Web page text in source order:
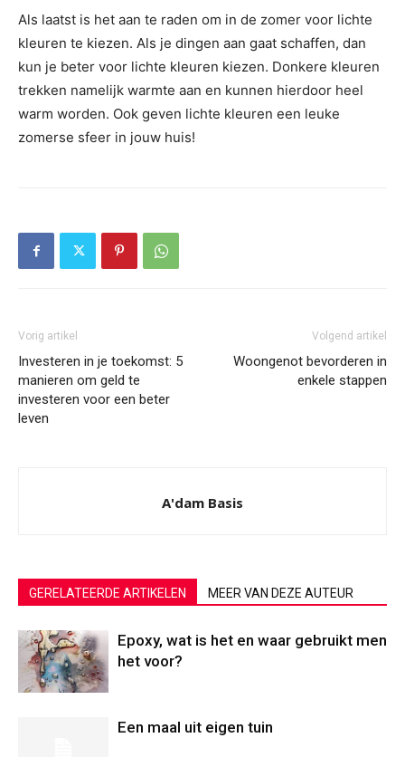
Als laatst is het aan te raden om in de zomer voor lichte
kleuren te kiezen. Als je dingen aan gaat schaffen, dan
kun je beter voor lichte kleuren kiezen. Donkere kleuren
trekken namelijk warmte aan en kunnen hierdoor heel
warm worden. Ook geven lichte kleuren een leuke
zomerse sfeer in jouw huis!
Vorig artikel
Investeren in je toekomst: 5
manieren om geld te
investeren voor een beter
leven
Volgend artikel
Woongenot bevorderen in
enkele stappen
A'dam Basis
GERELATEERDE ARTIKELEN MEER VAN DEZE AUTEUR
Epoxy, wat is het en waar gebruikt men
het voor?
Een maal uit eigen tuin